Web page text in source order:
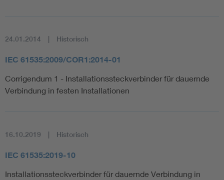
24.01.2014 Historisch
IEC 61535:2009/COR1:2014-01
Corrigendum 1 - Installationssteckverbinder für dauernde
Verbindung in festen Installationen
16.10.2019 Historisch
IEC 61535:2019-10
Installationssteckverbinder für dauernde Verbindung in